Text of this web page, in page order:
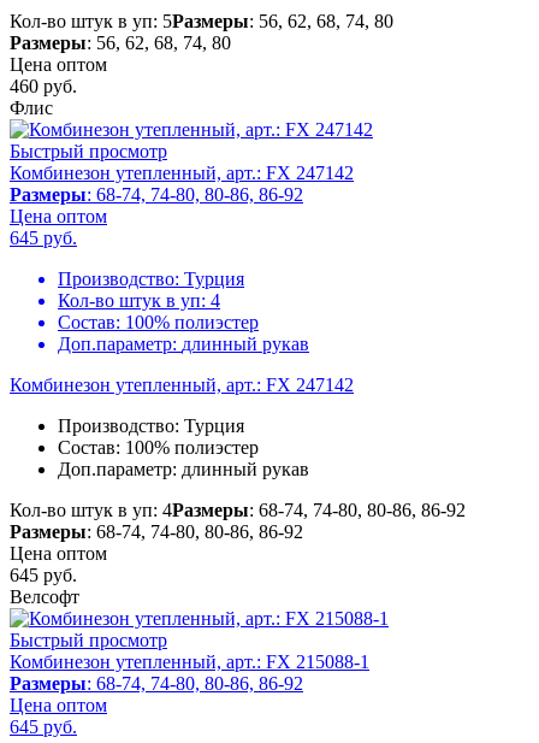
Кол-во штук в уп: 5Размеры: 56, 62, 68, 74, 80
Размеры: 56, 62, 68, 74, 80
Цена оптом
460 руб.
Флис
Быстрый просмотр
Комбинезон утепленный, арт.: FX 247142
Размеры: 68-74, 74-80, 80-86, 86-92
Цена оптом
645 руб.
Производство: Турция
Кол-во штук в уп: 4
Состав: 100% полиэстер
Доп.параметр: длинный рукав
Комбинезон утепленный, арт.: FX 247142
Производство: Турция
Состав: 100% полиэстер
Доп.параметр: длинный рукав
Кол-во штук в уп: 4Размеры: 68-74, 74-80, 80-86, 86-92
Размеры: 68-74, 74-80, 80-86, 86-92
Цена оптом
645 руб.
Велсофт
Быстрый просмотр
Комбинезон утепленный, арт.: FX 215088-1
Размеры: 68-74, 74-80, 80-86, 86-92
Цена оптом
645 руб.